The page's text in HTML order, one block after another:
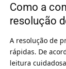
Como a
resolução
A resolução de
rápidas. De
leitura